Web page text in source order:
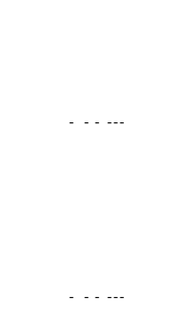
- - - ---
- - - ---